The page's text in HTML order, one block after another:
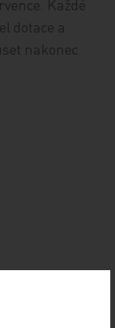
Každé
dotace a
nakonec